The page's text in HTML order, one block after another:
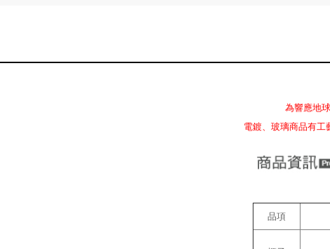
為響應地
電鍍、玻璃商品有工
品項